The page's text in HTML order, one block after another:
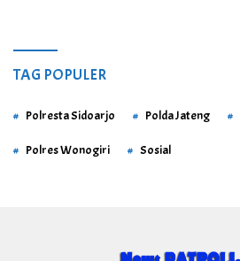
TAG POPULER
Polresta Sidoarjo Polda Jateng
Polres Wonogiri Sosial